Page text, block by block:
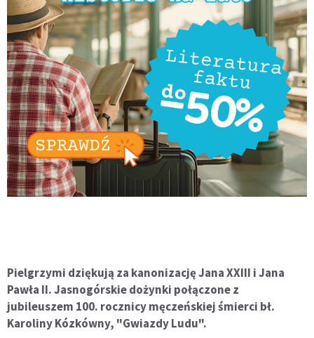
Pielgrzymi dziękują za kanonizację Jana XXIII i Jana
Pawła II. Jasnogórskie dożynki połączone z
jubileuszem 100. rocznicy męczeńskiej śmierci bł.
Karoliny Kózkówny, "Gwiazdy Ludu".